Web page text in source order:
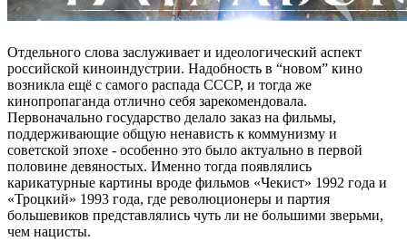
Отдельного слова заслуживает и идеологический аспект
российской киноиндустрии. Надобность в “новом” кино
возникла ещё с самого распада СССР, и тогда же
кинопропаганда отлично себя зарекомендовала.
Первоначально государство делало заказ на фильмы,
поддерживающие общую ненависть к коммунизму и
советской эпохе - особенно это было актуально в первой
половине девяностых. Именно тогда появлялись
карикатурные картины вроде фильмов «Чекист» 1992 года и
«Троцкий» 1993 года, где революционеры и партия
большевиков представлялись чуть ли не большими зверьми,
чем нацисты.